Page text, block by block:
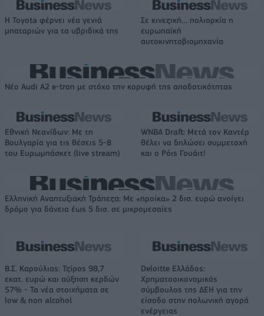
Η Toyota φέρνει νέα γενιά
μπαταριών για τα υβριδικά της
Σε κινεζική… πολιορκία η
ευρωπαϊκή
αυτοκινητοβιομηχανία
Νέο Audi A2 e-tron με στόχο την κορυφή της αποδοτικότητας
Εθνική Νεανίδων: Με τη
Βουλγαρία για τις θέσεις 5-8
του Ευρωμπάσκετ (live stream)
WNBA Draft: Μετά τον Καντέρ
θέλει να δηλώσει συμμετοχή
και ο Ρόις Γουάιτ!
Ελληνική Αναπτυξιακή Τράπεζα: Με «προίκα» 2 δισ. ευρώ ανοίγει
δρόμο για δάνεια έως 5 δισ. σε μικρομεσαίες
Β.Σ. Καρούλιας: Τζίρος 98,7
εκατ. ευρώ και αύξηση κερδών
57% - Τα νέα στοιχήματα σε
low & non alcohol
Deloitte Ελλάδος:
Χρηματοοικονομικός
σύμβουλος της ΔΕΗ για την
είσοδο στην πολωνική αγορά
ενέργειας